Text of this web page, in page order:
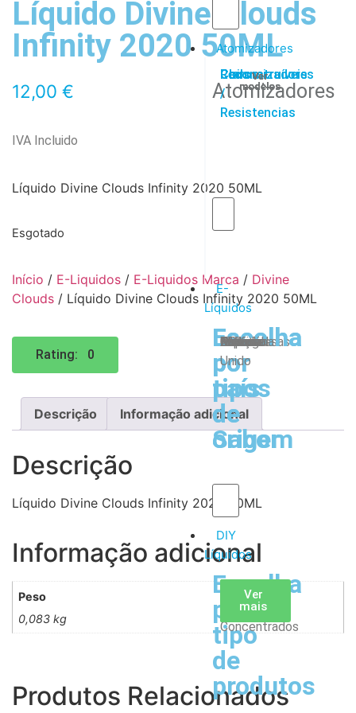
Atomizadores
Atomizadores
Claromizadores
Ver
modelos
Reconstruíveis
Ver
modelos
Coils
/
Resistencias
Ver
modelos
E-
Líquidos
Escolha
por
tipos
de
Sabor
Tabaco
Frutas
Bebidas
Frescos
Sobremesas
Escolha
por
país
de
origem
Portugal
Alemanha
USA
Reino
Unido
Canadá
França
Malásia
Filipinas
Espanha
Polónia
Grécia
DIY
Líquidos
Escolha
por
tipo
de
produtos
Aromas
Concentrados
Ver
todos
BasesVer
mais
Accesorios
Ver
mais
Líquido Divine Clouds
Infinity 2020 50ML
12,00 €
IVA Incluido
Líquido Divine Clouds Infinity 2020 50ML
Esgotado
Início / E-Liquidos / E-Liquidos Marca / Divine
Clouds / Líquido Divine Clouds Infinity 2020 50ML
Rating: 0
Descrição Informação adicional
Descrição
Líquido Divine Clouds Infinity 2020 50ML
Informação adicional
Peso
0,083 kg
Produtos Relacionados